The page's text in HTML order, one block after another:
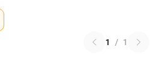
1 / 1